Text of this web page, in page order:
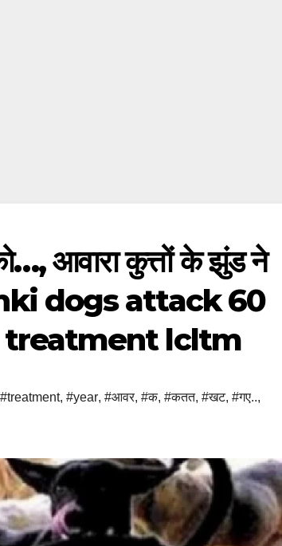
आवारा कुत्तों के झुंड ने
dogs attack 60
treatment lcltm
#treatment, #year, #आवर, #क, #कतत, #खट, #गए..,